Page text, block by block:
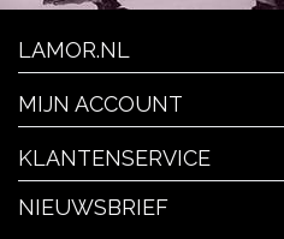
LAMOR.NL
MIJN ACCOUNT
KLANTENSERVICE
NIEUWSBRIEF